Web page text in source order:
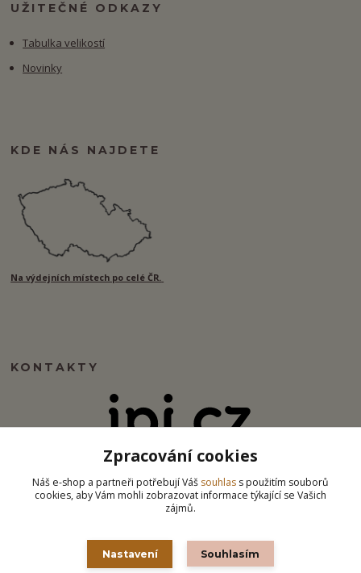
UŽITEČNÉ ODKAZY
Tabulka velikostí
Novinky
KDE NÁS NAJDETE
Na výdejních místech po celé ČR.
KONTAKTY
info@ipj.cz
Zpracování cookies
Náš e-shop a partneři potřebují Váš souhlas s použitím souborů
cookies, aby Vám mohli zobrazovat informace týkající se Vašich
zájmů.
Nastavení Souhlasím